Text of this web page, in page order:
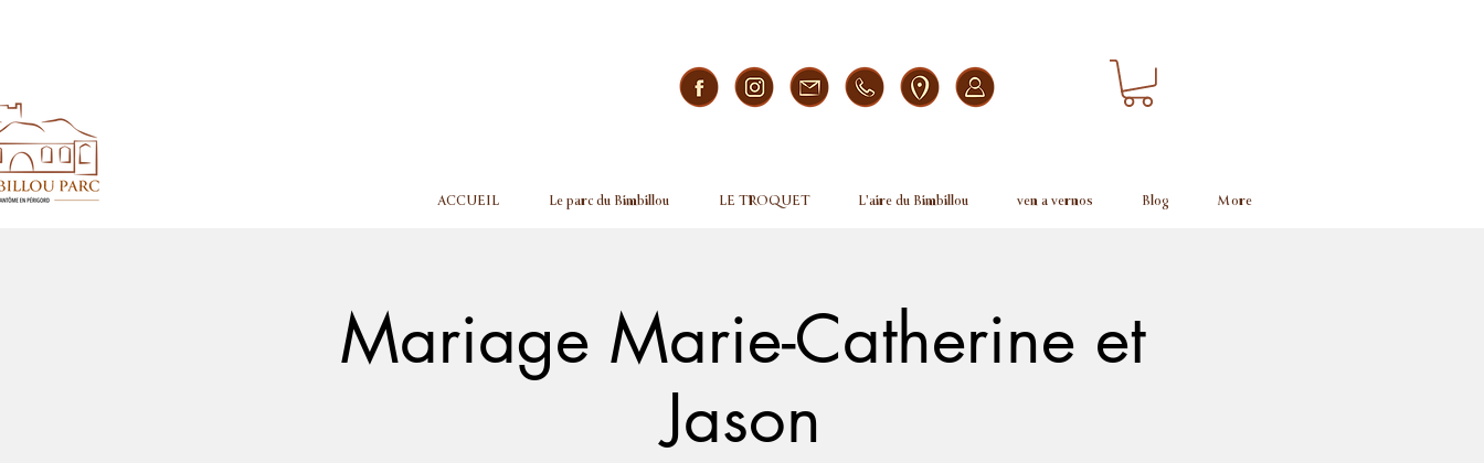
ACCUEIL Le parc du Bimbillou LE TROQUET L'aire du Bimbillou ven a vernos Blog More
Mariage Marie-Catherine et
Jason